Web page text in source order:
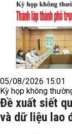
05/08/2026 15:01
Kỳ họp không
Đề xuất siết
và dữ liệu lao